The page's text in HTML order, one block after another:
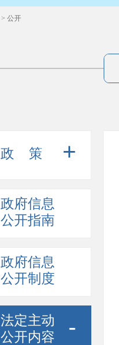
> 公开
政策 +
政府信息
公开指南
政府信息
公开制度
法定主动
公开内容
-